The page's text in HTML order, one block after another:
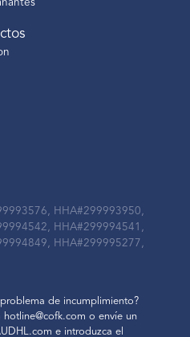
HHA#299993950,
HHA#299994541,
HHA#299995277,
de incumplimiento?
o envíe un
e introduzca el